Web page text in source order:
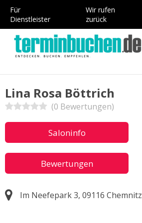
Für
Dienstleister
Wir rufen
zurück
Lina Rosa Böttrich
(0 Bewertungen)
Saloninfo
Bewertungen
Im Neefepark 3, 09116 Chemnitz